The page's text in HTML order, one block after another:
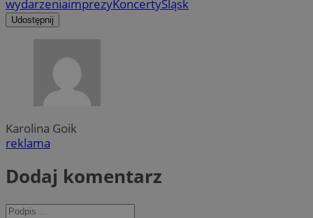
wydarzeniaimprezyKoncertyŚląsk
Udostępnij
Karolina Goik
reklama
Dodaj komentarz